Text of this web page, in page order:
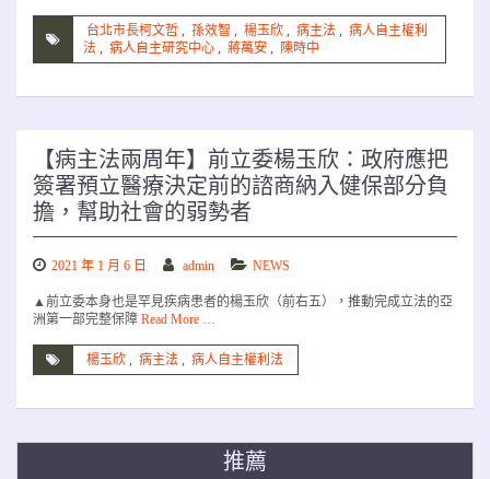
台北市長柯文哲 , 孫效智 , 楊玉欣 , 病主法 , 病人自主權利
法 , 病人自主研究中心 , 蔣萬安 , 陳時中
【病主法兩周年】前立委楊玉欣：政府應把
簽署預立醫療決定前的諮商納入健保部分負
擔，幫助社會的弱勢者
2021 年 1 月 6 日 admin NEWS
▲前立委本身也是罕見疾病患者的楊玉欣（前右五），推動完成立法的亞
洲第一部完整保障 Read More …
楊玉欣 , 病主法 , 病人自主權利法
推薦